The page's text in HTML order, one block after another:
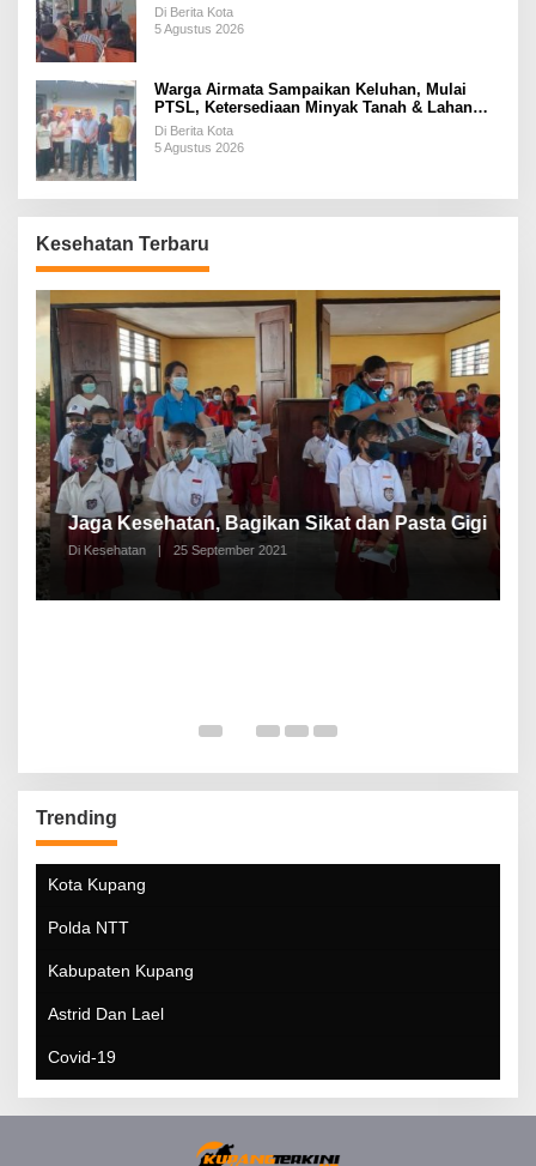
Di Berita Kota
5 Agustus 2026
Warga Airmata Sampaikan Keluhan, Mulai
PTSL, Ketersediaan Minyak Tanah & Lahan
Pemakaman
Di Berita Kota
5 Agustus 2026
Kesehatan Terbaru
Jaga Kesehatan, Bagikan Sikat dan Pasta Gigi
Di Kesehatan | 25 September 2021
Trending
Kota Kupang
Polda NTT
Kabupaten Kupang
Astrid Dan Lael
Covid-19